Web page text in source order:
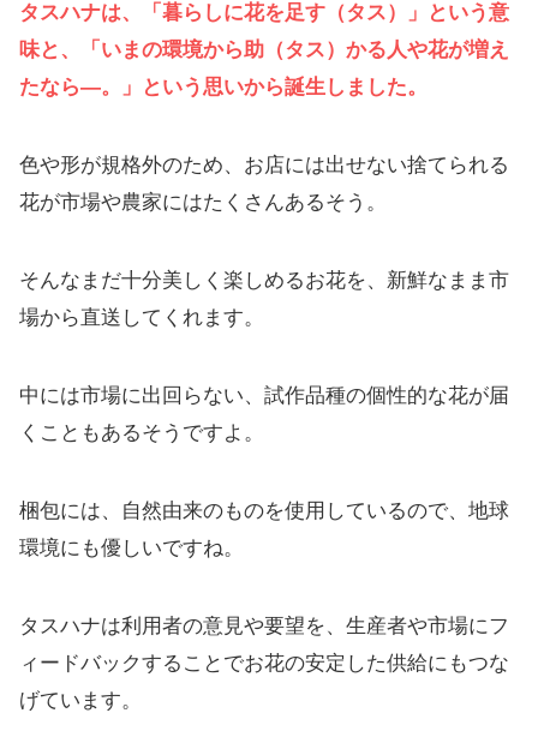
タスハナは、「暮らしに花を足す（タス）」という意
味と、「いまの環境から助（タス）かる人や花が増え
たなら―。」という思いから誕生しました。
色や形が規格外のため、お店には出せない捨てられる
花が市場や農家にはたくさんあるそう。
そんなまだ十分美しく楽しめるお花を、新鮮なまま市
場から直送してくれます。
中には市場に出回らない、試作品種の個性的な花が届
くこともあるそうですよ。
梱包には、自然由来のものを使用しているので、地球
環境にも優しいですね。
タスハナは利用者の意見や要望を、生産者や市場にフ
ィードバックすることでお花の安定した供給にもつな
げています。